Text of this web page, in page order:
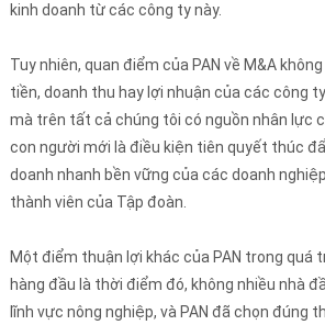
kinh doanh từ các công ty này.
Tuy nhiên, quan điểm của PAN về M&A
tiền, doanh thu hay lợi nhuận của các công
mà trên tất cả chúng tôi có nguồn nhân lực
con người mới là điều kiện tiên quyết thúc
doanh nhanh bền vững của các doanh
thành viên của Tập đoàn.
Một điểm thuận lợi khác của PAN trong quá
hàng đầu là thời điểm đó, không nhiều nhà
lĩnh vực nông nghiệp, và PAN đã chọn đúng